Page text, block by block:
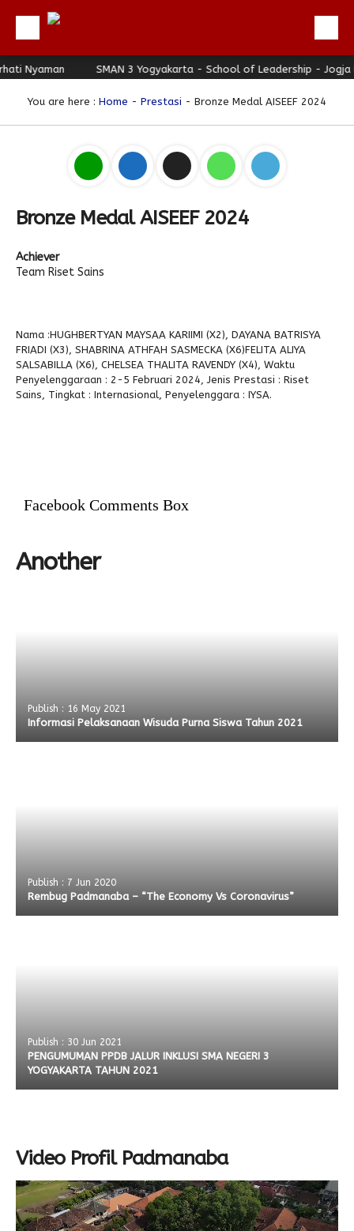
Beranda
Profil
Berita
Galeri
Hubungi Kami
PPDB
Alumni
SMAN 3 Yogyakarta - School of Leadership - Jogja
You are here : Home - Prestasi - Bronze Medal AISEEF 2024
Bronze Medal AISEEF 2024
Achiever
Team Riset Sains
Nama :HUGHBERTYAN MAYSAA KARIIMI (X2), DAYANA BATRISYA
FRIADI (X3), SHABRINA ATHFAH SASMECKA (X6)FELITA ALIYA
SALSABILLA (X6), CHELSEA THALITA RAVENDY (X4), Waktu
Penyelenggaraan : 2-5 Februari 2024, Jenis Prestasi : Riset
Sains, Tingkat : Internasional, Penyelenggara : IYSA.
Facebook Comments Box
Another
Publish : 16 May 2021
Informasi Pelaksanaan Wisuda Purna Siswa Tahun 2021
Publish : 7 Jun 2020
Rembug Padmanaba – “The Economy Vs Coronavirus”
Publish : 30 Jun 2021
PENGUMUMAN PPDB JALUR INKLUSI SMA NEGERI 3
YOGYAKARTA TAHUN 2021
Video Profil Padmanaba